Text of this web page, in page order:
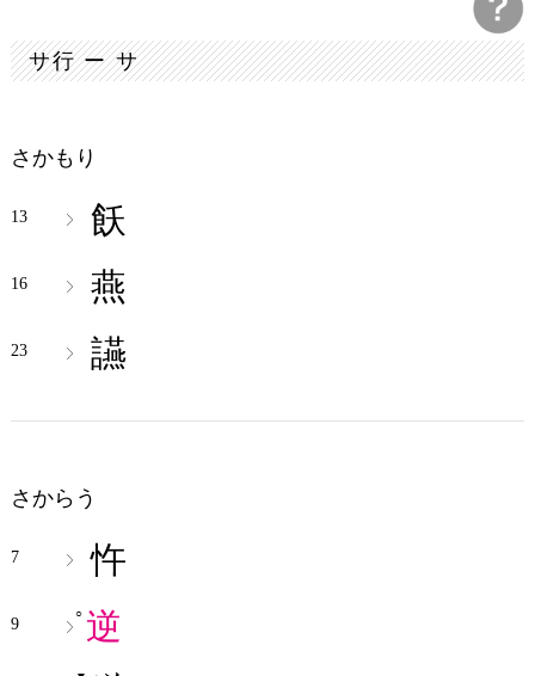
サ行 ー サ
さかもり
13 飫
16 燕
23 讌
さからう
7 忤
9
○ 逆